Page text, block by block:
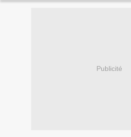
Publicité